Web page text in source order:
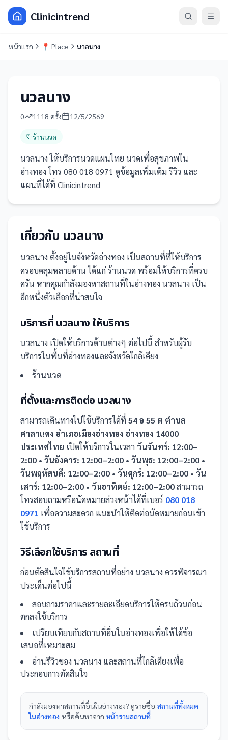
Clinicintrend
หน้าแรก 📍 Place นวลนาง
นวลนาง
0 1118 ครั้ง 12/5/2569
ร้านนวด
นวลนาง ให้บริการนวดแผนไทย นวดเพื่อสุขภาพใน
อ่างทอง โทร 080 018 0971 ดูข้อมูลเพิ่มเติม รีวิว และ
แผนที่ได้ที่ Clinicintrend
เกี่ยวกับ นวลนาง
นวลนาง ตั้งอยู่ในจังหวัดอ่างทอง เป็นสถานที่ที่ให้บริการ
ครอบคลุมหลายด้าน ได้แก่ ร้านนวด พร้อมให้บริการที่ครบ
ครัน หากคุณกำลังมองหาสถานที่ในอ่างทอง นวลนาง เป็น
อีกหนึ่งตัวเลือกที่น่าสนใจ
บริการที่ นวลนาง ให้บริการ
นวลนาง เปิดให้บริการด้านต่างๆ ต่อไปนี้ สำหรับผู้รับ
บริการในพื้นที่อ่างทองและจังหวัดใกล้เคียง
ร้านนวด
ที่ตั้งและการติดต่อ นวลนาง
สามารถเดินทางไปใช้บริการได้ที่ 54 อ 55 ต ตำบล
ศาลาแดง อำเภอเมืองอ่างทอง อ่างทอง 14000
ประเทศไทย เปิดให้บริการในเวลา วันจันทร์: 12:00–
2:00 • วันอังคาร: 12:00–2:00 • วันพุธ: 12:00–2:00 •
วันพฤหัสบดี: 12:00–2:00 • วันศุกร์: 12:00–2:00 • วัน
เสาร์: 12:00–2:00 • วันอาทิตย์: 12:00–2:00สามารถ
โทรสอบถามหรือนัดหมายล่วงหน้าได้ที่เบอร์ 080 018
0971 เพื่อความสะดวก แนะนำให้ติดต่อนัดหมายก่อนเข้า
ใช้บริการ
วิธีเลือกใช้บริการ สถานที่
ก่อนตัดสินใจใช้บริการสถานที่อย่าง นวลนาง ควรพิจารณา
ประเด็นต่อไปนี้
สอบถามราคาและรายละเอียดบริการให้ครบถ้วนก่อน
ตกลงใช้บริการ
เปรียบเทียบกับสถานที่อื่นในอ่างทองเพื่อให้ได้ข้อ
เสนอที่เหมาะสม
อ่านรีวิวของ นวลนาง และสถานที่ใกล้เคียงเพื่อ
ประกอบการตัดสินใจ
กำลังมองหาสถานที่อื่นในอ่างทอง? ดูรายชื่อ สถานที่ทั้งหมด
ในอ่างทอง หรือค้นหาจาก หน้ารวมสถานที่